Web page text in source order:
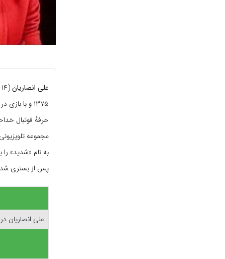
علی انصاریان
حرفهٔ فوتبال
پس از بستری شدن در
علی انصاریان در